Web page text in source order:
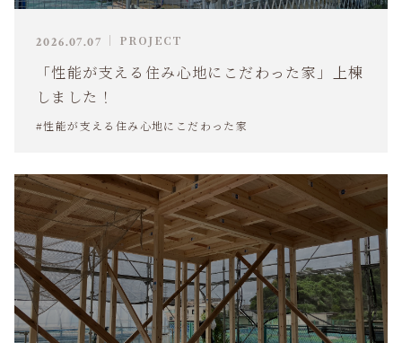
2026.07.07 PROJECT
「性能が支える住み心地にこだわった家」上棟
しました！
#性能が支える住み心地にこだわった家